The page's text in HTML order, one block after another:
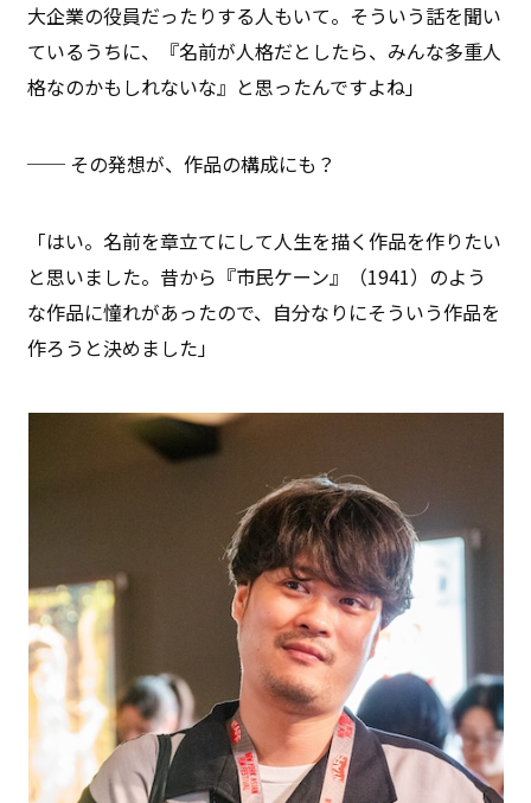
大企業の役員だったりする人もいて。そういう話を聞い
ているうちに、『名前が人格だとしたら、みんな多重人
格なのかもしれないな』と思ったんですよね」
── その発想が、作品の構成にも？
「はい。名前を章立てにして人生を描く作品を作りたい
と思いました。昔から『市民ケーン』（1941）のよう
な作品に憧れがあったので、自分なりにそういう作品を
作ろうと決めました」